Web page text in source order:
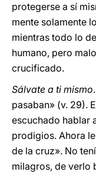
protegerse a sí
mente solamente
mientras todo lo
humano, pero
crucificado.
Sálvate a ti mismo
pasaban» (v. 29).
escuchado hablar
prodigios. Ahora
de la cruz». No
milagros, de verlo